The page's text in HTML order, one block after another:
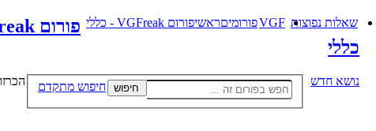
שאלות נפוצות VGFפורומיםראשיפורום VGFreak - כללי
כללי
נושא חדש
חיפוש חיפוש מתקדם